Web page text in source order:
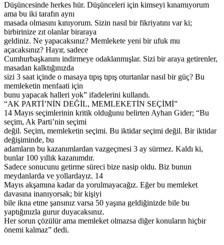
Düşüncesinde herkes hür. Düşünceleri için kimseyi kınamıyorum
ama bu iki tarafın aynı
masada olmasını kınıyorum. Sizin nasıl bir fikriyatını var ki;
birbirinize zıt olanlar biraraya
geldiniz. Ne yapacaksınız? Memlekete yeni bir ufuk mu
açacaksınız? Hayır, sadece
Cumhurbaşkanını indirmeye odaklanmışlar. Sizi bir araya getirenler,
masadan kalktığınızda
sizi 3 saat içinde o masaya tıpış tıpış oturtanlar nasıl bir güç? Bu
memleketin menfaati için
bunu yapacak halleri yok” ifadelerini kullandı.
“AK PARTİ’NİN DEĞİL, MEMLEKETİN SEÇİMİ”
14 Mayıs seçimlerinin kritik olduğunu belirten Ayhan Gider; “Bu
seçim, Ak Parti’nin seçimi
değil. Seçim, memleketin seçimi. Bu iktidar seçimi değil. Bir iktidar
değişiminde, bu
adamların bu kazanımlardan vazgeçmesi 3 ay sürmez. Kaldı ki,
bunlar 100 yıllık kazanımdır.
Sadece sonucunu getirme süreci bize nasip oldu. Biz bunun
meydanlarda ve yollardayız. 14
Mayıs akşamına kadar da yorulmayacağız. Eğer bu memleket
davasına inanıyorsak; bir kişiyi
bile ikna etme şansınız varsa 50 yaşına geldiğinizde bile bu
yaptığınızla gurur duyacaksınız.
Her sorun çözülür ama memleket olmazsa diğer konuların hiçbir
önemi kalmaz” dedi.